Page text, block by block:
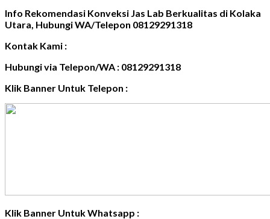
Info Rekomendasi Konveksi Jas Lab Berkualitas di Kolaka
Utara, Hubungi WA/Telepon 08129291318
Kontak Kami :
Hubungi via Telepon/WA : 08129291318
Klik Banner Untuk Telepon :
Klik Banner Untuk Whatsapp :